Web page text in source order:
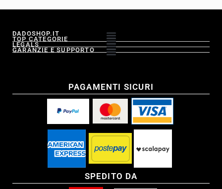
DADOSHOP.IT
TOP CATEGORIE
LEGALS
GARANZIE E SUPPORTO
PAGAMENTI SICURI
SPEDITO DA